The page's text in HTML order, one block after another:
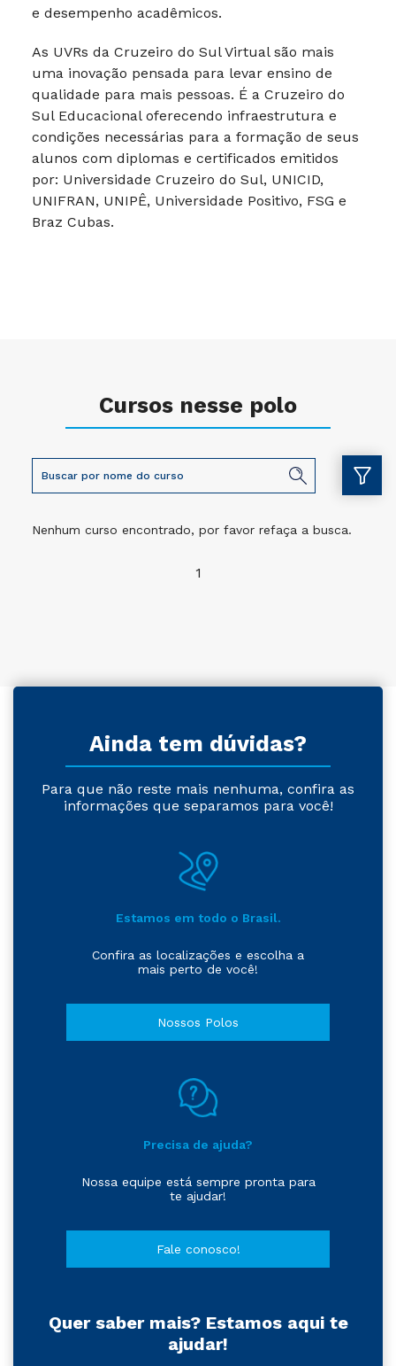
e desempenho acadêmicos.
As UVRs da Cruzeiro do Sul Virtual são mais
uma inovação pensada para levar ensino de
qualidade para mais pessoas. É a Cruzeiro do
Sul Educacional oferecendo infraestrutura e
condições necessárias para a formação de seus
alunos com diplomas e certificados emitidos
por: Universidade Cruzeiro do Sul, UNICID,
UNIFRAN, UNIPÊ, Universidade Positivo, FSG e
Braz Cubas.
Cursos nesse polo
Nenhum curso encontrado, por favor refaça a busca.
1
Ainda tem dúvidas?
Para que não reste mais nenhuma, confira as
informações que separamos para você!
Estamos em todo o Brasil.
Confira as localizações e escolha a
mais perto de você!
Nossos Polos
Precisa de ajuda?
Nossa equipe está sempre pronta para
te ajudar!
Fale conosco!
Quer saber mais? Estamos aqui te
ajudar!